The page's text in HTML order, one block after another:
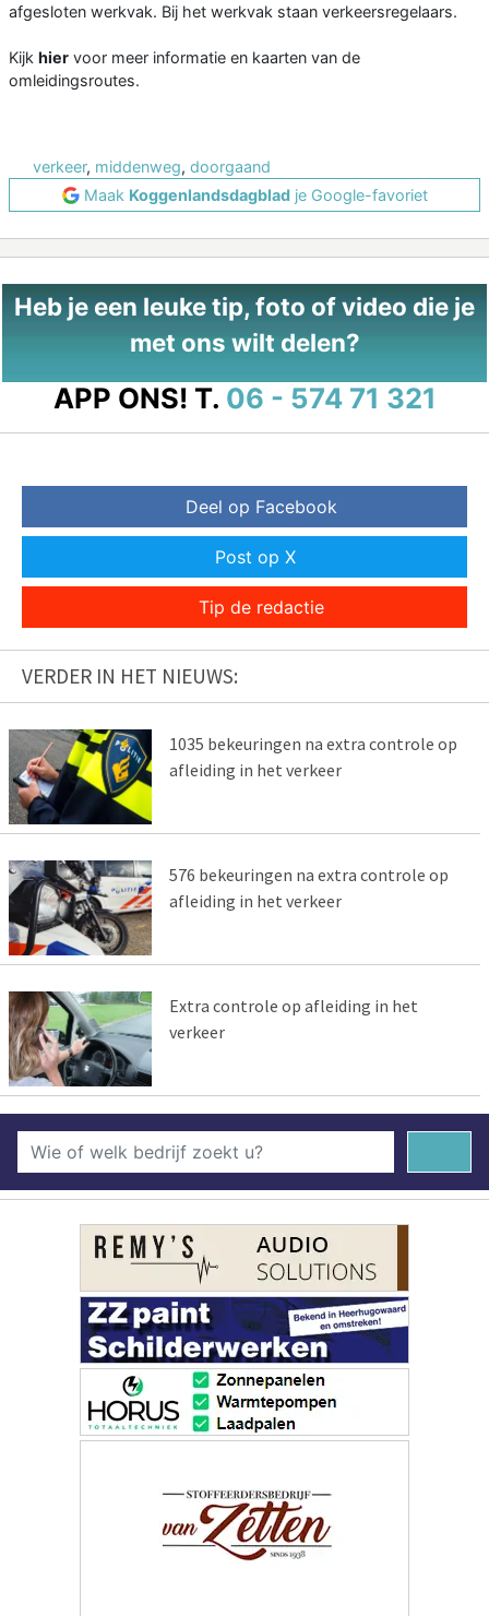
afgesloten werkvak. Bij het werkvak staan verkeersregelaars.
Kijk hier voor meer informatie en kaarten van de
omleidingsroutes.
verkeer, middenweg, doorgaand
Maak Koggenlandsdagbladje Google-favoriet
Heb je een leuke tip, foto of video die je
met ons wilt delen?
APP ONS! T. 06 - 574 71 321
Deel op Facebook
Post op X
Tip de redactie
VERDER IN HET NIEUWS:
1035 bekeuringen na extra controle op
afleiding in het verkeer
576 bekeuringen na extra controle op
afleiding in het verkeer
Extra controle op afleiding in het
verkeer